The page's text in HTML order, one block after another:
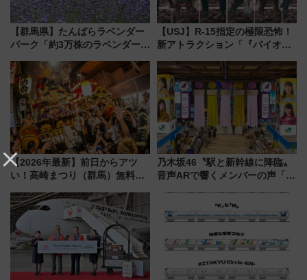
【群馬県】たんばらラベンダー
パーク「約3万株のラベンダー」
で都心から約1時間半で夏の絶景
を！
【USJ】R-15指定の極限恐怖！
新アトラクション「『バイオハ
ブ」今秋登場 ―予測不能の恐
怖に泣き叫べ―
【2026年最新】前日からアツ
い！高崎まつり（群馬）無料観
しまで
乃木坂46〝駅と新幹線に降臨〟
音声ARで響くメンバーの声「真